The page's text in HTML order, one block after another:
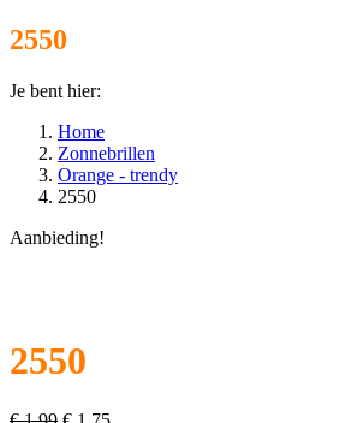
2550
Je bent hier:
Home
Zonnebrillen
Orange - trendy
2550
Aanbieding!
2550
Oorspronkelijke
Huidige